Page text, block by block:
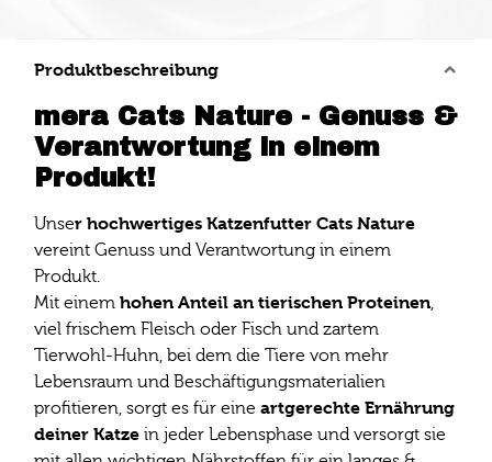
Produktbeschreibung
mera Cats Nature - Genuss &
Verantwortung in einem
Produkt!
Unser hochwertiges Katzenfutter Cats Nature
vereint Genuss und Verantwortung in einem
Produkt.
Mit einem hohen Anteil an tierischen Proteinen,
viel frischem Fleisch oder Fisch und zartem
Tierwohl-Huhn, bei dem die Tiere von mehr
Lebensraum und Beschäftigungsmaterialien
profitieren, sorgt es für eine artgerechte Ernährung
deiner Katze in jeder Lebensphase und versorgt sie